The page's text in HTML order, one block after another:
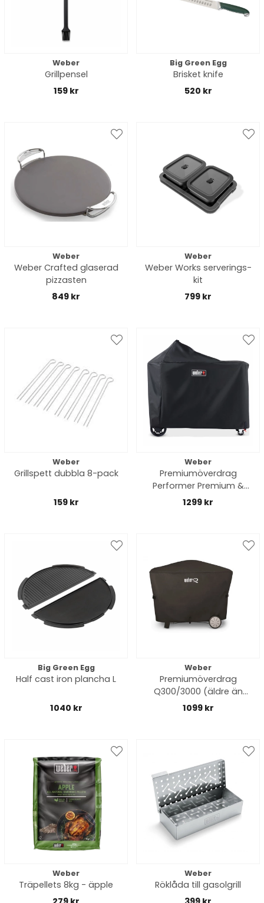
Weber
Grillpensel
159 kr
Big Green Egg
Brisket knife
520 kr
Weber
Weber Crafted glaserad
pizzasten
849 kr
Weber
Weber Works serverings-
kit
799 kr
Weber
Grillspett dubbla 8-pack
159 kr
Weber
Premiumöverdrag
Performer Premium &
Deluxe (2026-) - black
1299 kr
Big Green Egg
Half cast iron plancha L
1040 kr
Weber
Premiumöverdrag
Q300/3000 (äldre än
2025 modell) - black
1099 kr
Weber
Träpellets 8kg - äpple
Weber
Röklåda till gasolgrill